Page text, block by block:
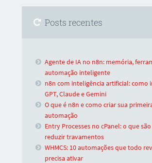
Posts recentes
Agente de IA no n8n: memória,
automação inteligente
n8n com inteligência artificial: como
GPT, Claude e Gemini
O que é n8n e como criar sua
automação
Entry Processes no cPanel: o que
reduzir travamentos
WHMCS: 10 automações que todo
precisa ativar